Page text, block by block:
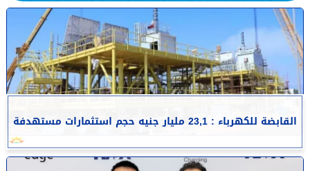
القابضة للكهرباء : 23,1 مليار جنيه حجم استثمارات مستهدفة